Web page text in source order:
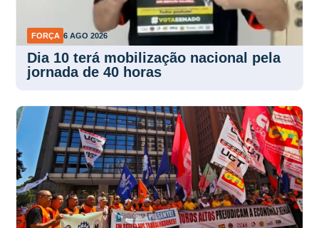
FORÇA 6 AGO 2026
Dia 10 terá mobilização nacional pela
jornada de 40 horas